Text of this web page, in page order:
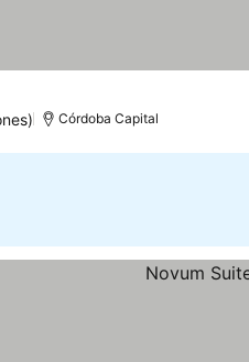
Córdoba Capital